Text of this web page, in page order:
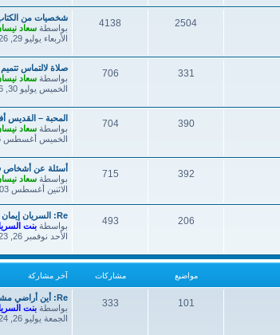
2504
4138
شخصيات من
بواسطة سعاد
الأربعاء يوليو 29, 2026 7:06 pm
331
706
صلاة لالتماس
بواسطة سعاد
الخميس يوليو 30, 2026 4:16 pm
390
704
المحبة – القديس
بواسطة سعاد
الخميس أغسطس 06, 2026 11:27 am
392
715
أسئلة عن أشخاص
بواسطة سعاد
الاثنين أغسطس 03, 2026 6:34 pm
206
493
Re: السريان إيمان وحضارة.
بواسطة بنت
الأحد نوفمبر 26, 2023 7:48 pm
مواضيع مشاركات آخر مشاركة
101
333
Re: أين أراضي مشرف الرياضة
بواسطة بنت
الجمعة يوليو 26, 2024 8:43 pm